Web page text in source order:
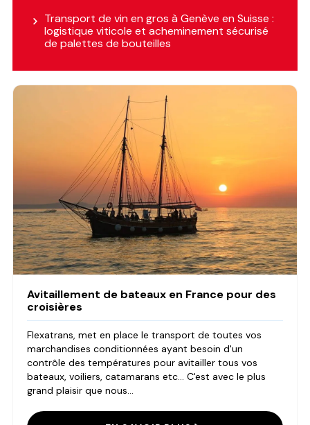
Transport de vin en gros à Genève en Suisse :
logistique viticole et acheminement sécurisé
de palettes de bouteilles
Avitaillement de bateaux en France pour des
croisières
Flexatrans, met en place le transport de toutes vos
marchandises conditionnées ayant besoin d'un
contrôle des températures pour avitailler tous vos
bateaux, voiliers, catamarans etc... C'est avec le plus
grand plaisir que nous...